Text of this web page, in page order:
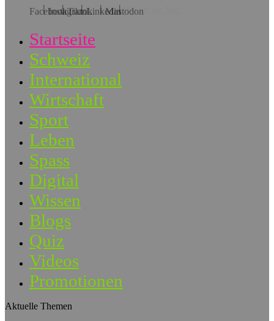
Hol dir die App!
Startseite
Schweiz
International
Wirtschaft
Sport
Leben
Spass
Digital
Wissen
Blogs
Quiz
Videos
Promotionen
Aktuelle Themen